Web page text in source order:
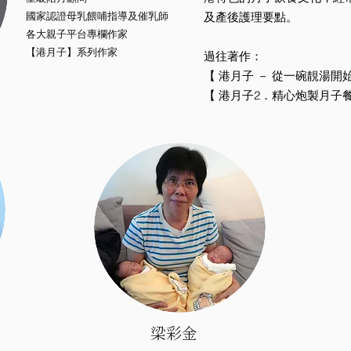
國家認證母乳餵哺指導及催乳師
各大親子平台專欄作家
【港月子】系列作家
及產後護理要點。
過往著作：
【 港月子 － 從一碗靚湯開
【 港月子2．精心炮製月子
梁彩金